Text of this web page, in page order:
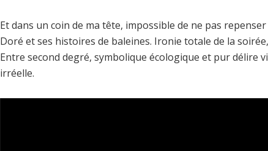
Et dans un coin de ma tête, impossible de ne pas
Doré et ses histoires de baleines. Ironie totale de la
Entre second degré, symbolique écologique et pur délire
irréelle.